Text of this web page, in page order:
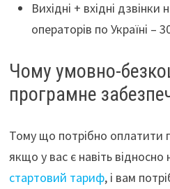
Вихідні + вхідні
операторів по Україні –
Чому умовно-
програмне
Тому що потрібно оплатити
якщо у вас є навіть
стартовий тариф, і вам